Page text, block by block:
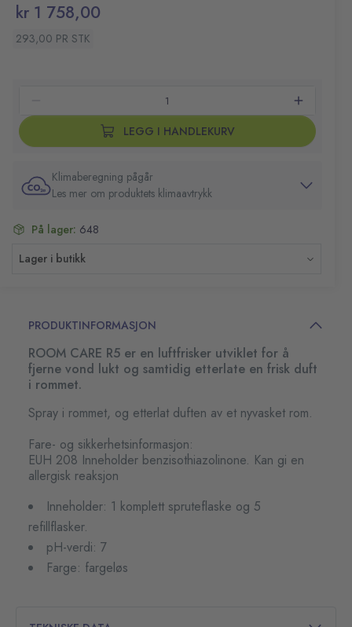
kr 1 758,00
293,00 PR STK
LEGG I HANDLEKURV
Klimaberegning pågår
Les mer om produktets klimaavtrykk
På lager: 648
Lager i butikk
PRODUKTINFORMASJON
ROOM CARE R5 er en luftfrisker utviklet for å
fjerne vond lukt og samtidig etterlate en frisk duft
i rommet.
Spray i rommet, og etterlat duften av et nyvasket rom.
Fare- og sikkerhetsinformasjon:
EUH 208 Inneholder benzisothiazolinone. Kan gi en
allergisk reaksjon
Inneholder: 1 komplett spruteflaske og 5
refillflasker.
pH-verdi: 7
Farge: fargeløs